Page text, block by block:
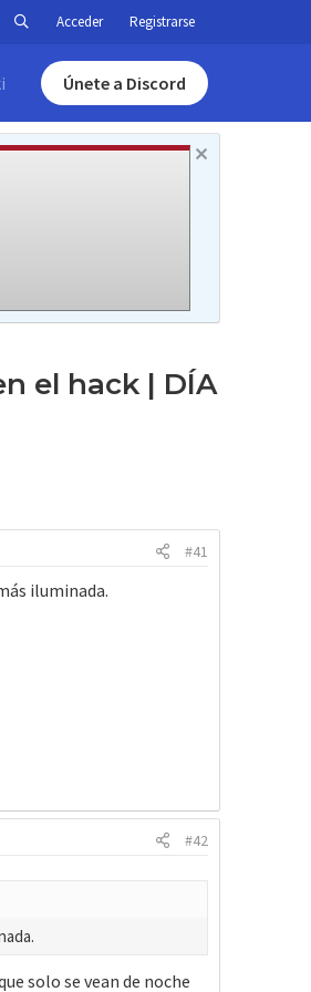
Acceder Registrarse
Únete a Discord
el hack | DÍA
#41
iluminada.
#42
solo se vean de noche